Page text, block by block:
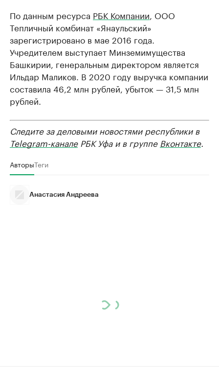
По данным ресурса РБК Компании, ООО
Тепличный комбинат «Янаульский»
зарегистрировано в мае 2016 года.
Учредителем выступает Минземимущества
Башкирии, генеральным директором является
Ильдар Маликов. В 2020 году выручка компании
составила 46,2 млн рублей, убыток — 31,5 млн
рублей.
Следите за деловыми новостями республики в
Telegram-каналеРБК Уфа и в группе Вконтакте.
АвторыТеги
Анастасия Андреева